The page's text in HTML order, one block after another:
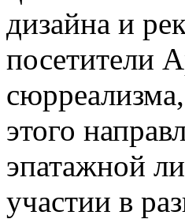
дизайна и
посетители
этого
эпатажной
участии в